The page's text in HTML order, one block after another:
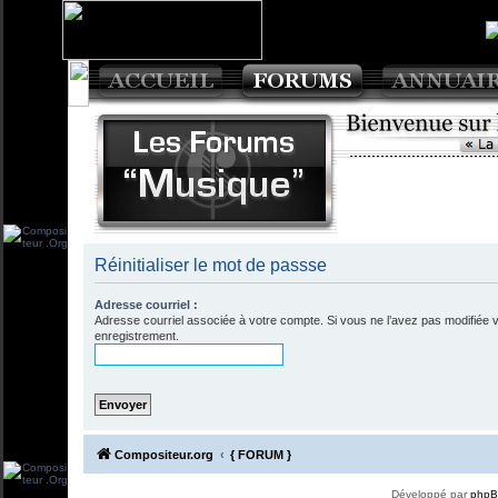
Réinitialiser le mot de passse
Adresse courriel :
Adresse courriel associée à votre compte. Si vous ne l’avez pas modifiée
enregistrement.
Compositeur.org { FORUM }
Développé par